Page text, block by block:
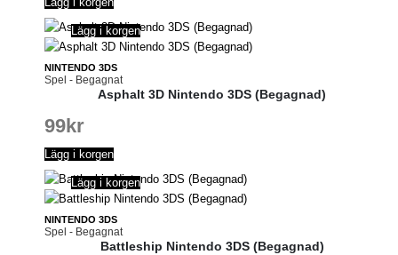
NINTENDO 3DS
Spel - Begagnat
Lägg i korgen
Asphalt 3D Nintendo 3DS (Begagnad)
99kr
Lägg i korgen
NINTENDO 3DS
Spel - Begagnat
Lägg i korgen
Battleship Nintendo 3DS (Begagnad)